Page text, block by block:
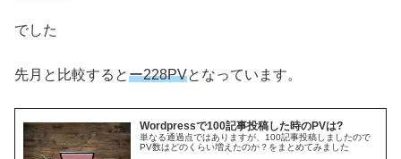
でした
先月と比較するとー228PVとなっています。
Wordpressで100記事投稿した時のPVは?
単なる通過点ではありますが、100記事投稿しましたので
PV数はどのくらい増えたのか？をまとめてみました